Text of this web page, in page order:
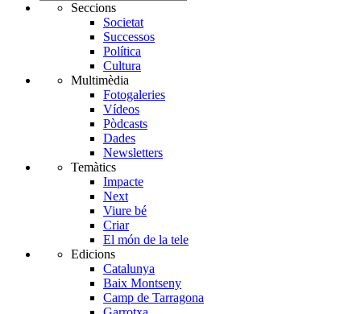
Seccions
Societat
Successos
Política
Cultura
Multimèdia
Fotogaleries
Vídeos
Pòdcasts
Dades
Newsletters
Temàtics
Impacte
Next
Viure bé
Criar
El món de la tele
Edicions
Catalunya
Baix Montseny
Camp de Tarragona